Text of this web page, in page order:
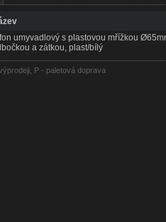
umyvadlový s plastovou mřížkou
a zátkou, plast/bílý
P - paletová doprava